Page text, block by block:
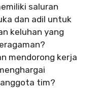
saluran
dan adil untuk
keluhan yang
mendorong kerja
tim?